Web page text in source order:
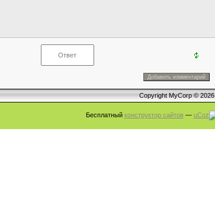
Copyright MyCorp © 2026
Бесплатный конструктор сайтов — uCoz